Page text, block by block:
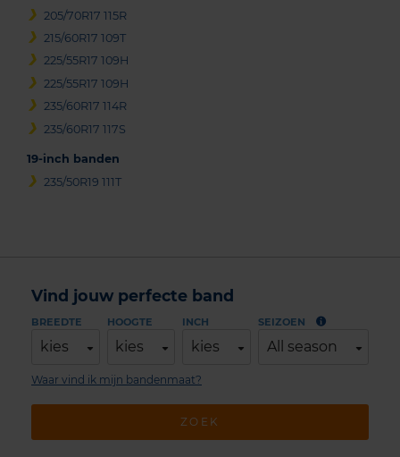
205/70R17 115R
215/60R17 109T
225/55R17 109H
225/55R17 109H
235/60R17 114R
235/60R17 117S
19-inch banden
235/50R19 111T
Vind jouw perfecte band
BREEDTE
kies
HOOGTE
kies
INCH
kies
SEIZOEN
All season
ZOEK
Waar vind ik mijn bandenmaat?